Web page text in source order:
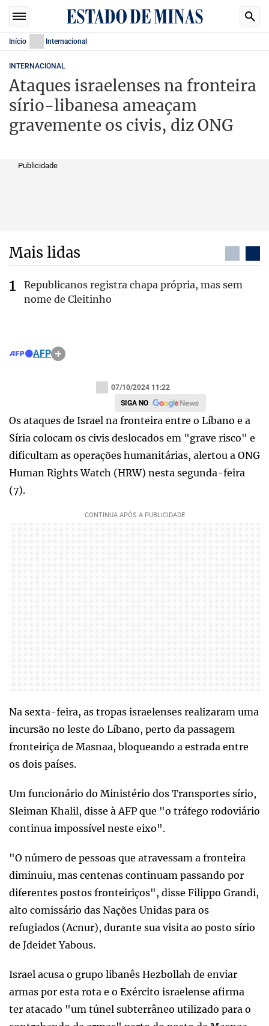
Início Internacional
INTERNACIONAL
Ataques israelenses na fronteira
sírio-libanesa ameaçam
gravemente os civis, diz ONG
Publicidade
Mais lidas
Republicanos registra chapa própria, mas sem
nome de Cleitinho
AFP
07/10/2024 11:22
SIGA NO
Os ataques de Israel na fronteira entre o Líbano e a
Síria colocam os civis deslocados em "grave risco" e
dificultam as operações humanitárias, alertou a ONG
Human Rights Watch (HRW) nesta segunda-feira
(7).
Na sexta-feira, as tropas israelenses realizaram uma
incursão no leste do Líbano, perto da passagem
fronteiriça de Masnaa, bloqueando a estrada entre
os dois países.
Um funcionário do Ministério dos Transportes sírio,
Sleiman Khalil, disse à AFP que "o tráfego rodoviário
continua impossível neste eixo".
"O número de pessoas que atravessam a fronteira
diminuiu, mas centenas continuam passando por
diferentes postos fronteiriços", disse Filippo Grandi,
alto comissário das Nações Unidas para os
refugiados (Acnur), durante sua visita ao posto sírio
de Jdeidet Yabous.
Israel acusa o grupo libanês Hezbollah de enviar
armas por esta rota e o Exército israelense afirma
ter atacado "um túnel subterrâneo utilizado para o